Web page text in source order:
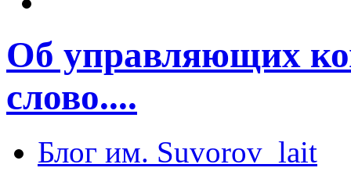
Об управляющих
слово....
Блог им. Suvorov_lait